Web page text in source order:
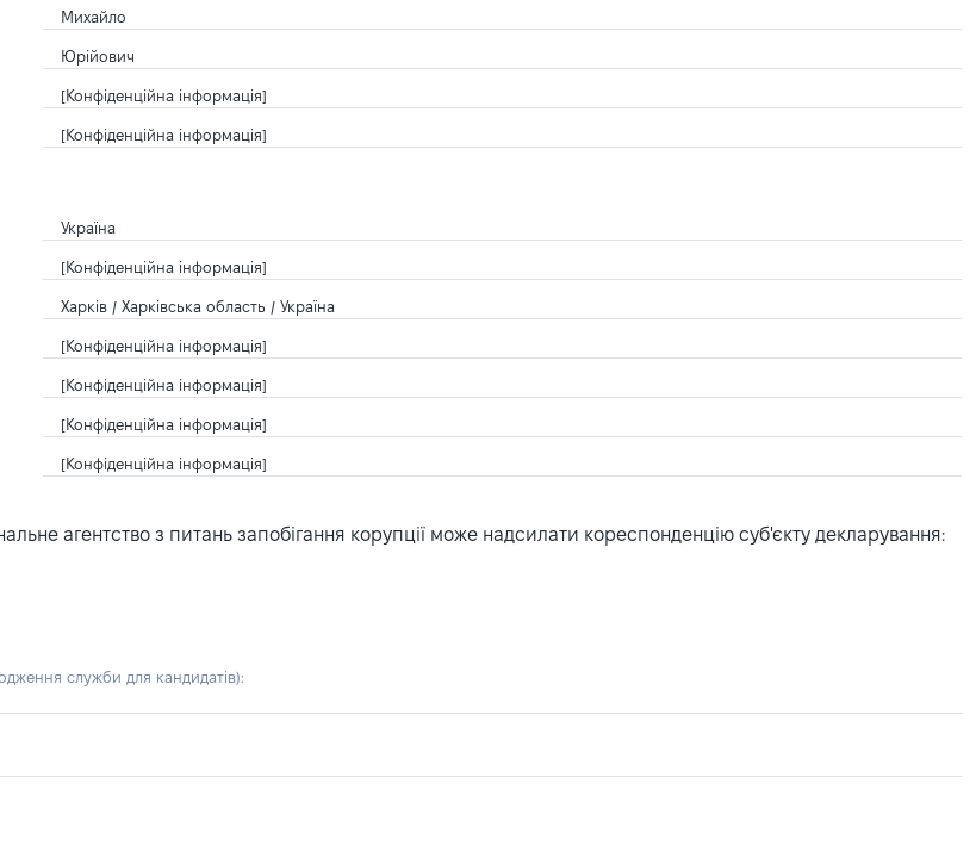
Михайло
Юрійович
[Конфіденційна інформація]
[Конфіденційна інформація]
Україна
[Конфіденційна інформація]
Харків / Харківська область / Україна
[Конфіденційна інформація]
[Конфіденційна інформація]
[Конфіденційна інформація]
[Конфіденційна інформація]
агентство з питань запобігання корупції може надсилати кореспонденцію суб'єкту декларування:
служби для кандидатів):